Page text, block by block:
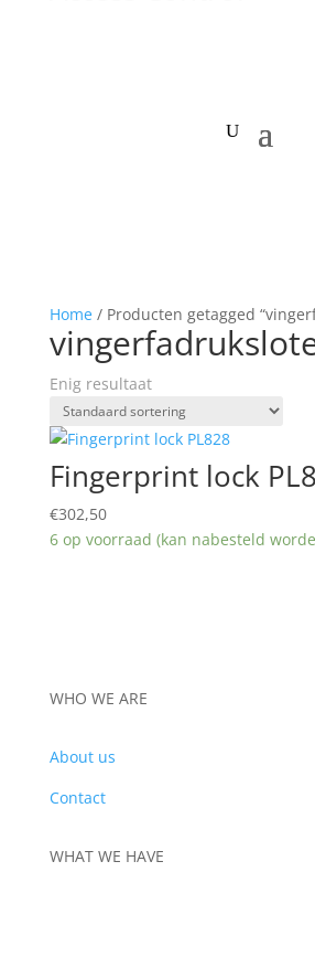
Home/ Producten getagged
Enig resultaat
Fingerprint lock
€302,50
6 op voorraad (kan nabesteld
WHO WE ARE
About us
Contact
WHAT WE HAVE